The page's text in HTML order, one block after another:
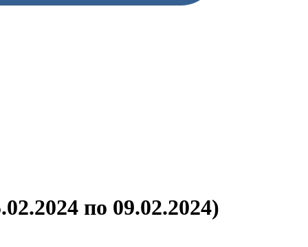
по 09.02.2024)